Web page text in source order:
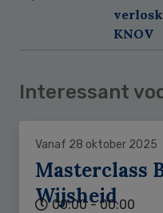
KNOV
Interessant
Vanaf 28 oktober 2025
Masterclass
Wijsheid
00:00 - 00:00